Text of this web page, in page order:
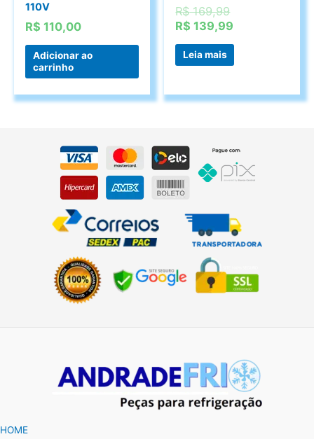
110V
R$ 110,00
Adicionar ao
carrinho
R$169,99O
preço
R$ 169,99.
R$ 139,99
é:
Leia mais
HOME